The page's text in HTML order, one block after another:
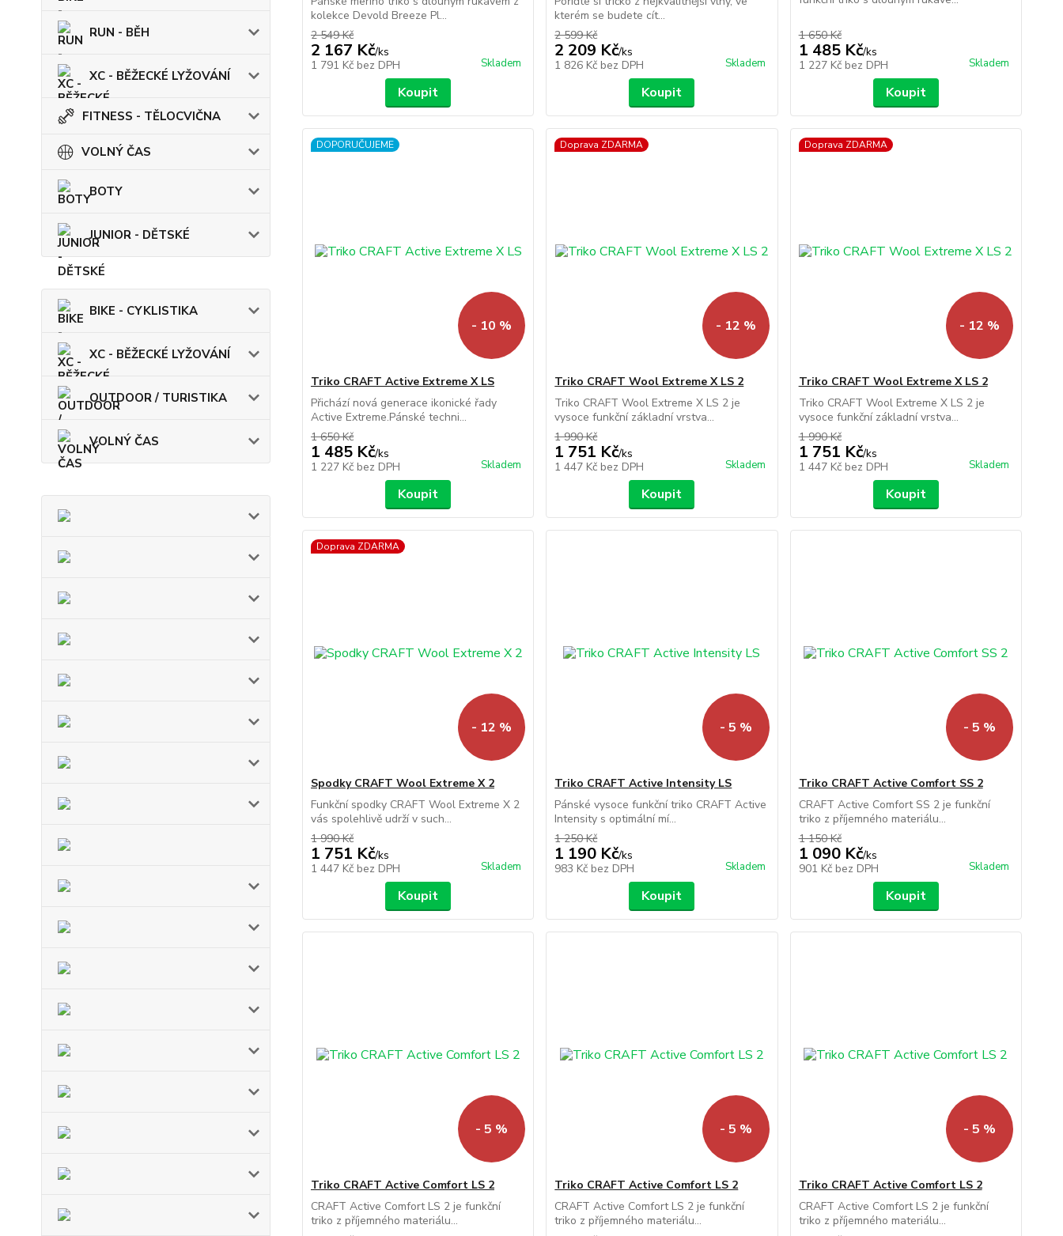
RUN - BĚH
XC - BĚŽECKÉ LYŽOVÁNÍ
FITNESS - TĚLOCVIČNA
VOLNÝ ČAS
BOTY
JUNIOR - DĚTSKÉ
BIKE - CYKLISTIKA
XC - BĚŽECKÉ LYŽOVÁNÍ
OUTDOOR / TURISTIKA
VOLNÝ ČAS
kolekce Devold Breeze Pl...
2 549 Kč
2 167 Kč/ks
1 791 Kč bez DPH Skladem
Koupit
kterém se budete cít...
2 599 Kč
2 209 Kč/ks
1 826 Kč bez DPH Skladem
Koupit
1 650 Kč
1 485 Kč/ks
1 227 Kč bez DPH Skladem
Koupit
DOPORUČUJEME
- 10 %
Triko CRAFT Active Extreme X LS
Přichází nová generace ikonické řady
Active Extreme.Pánské techni...
1 650 Kč
1 485 Kč/ks
1 227 Kč bez DPH Skladem
Koupit
Doprava ZDARMA
- 12 %
Triko CRAFT Wool Extreme X LS 2
Triko CRAFT Wool Extreme X LS 2 je
vysoce funkční základní vrstva...
1 990 Kč
1 751 Kč/ks
1 447 Kč bez DPH Skladem
Koupit
Doprava ZDARMA
- 12 %
Triko CRAFT Wool Extreme X LS 2
Triko CRAFT Wool Extreme X LS 2 je
vysoce funkční základní vrstva...
1 990 Kč
1 751 Kč/ks
1 447 Kč bez DPH Skladem
Koupit
Doprava ZDARMA
- 12 %
Spodky CRAFT Wool Extreme X 2
Funkční spodky CRAFT Wool Extreme X 2
vás spolehlivě udrží v such...
1 990 Kč
1 751 Kč/ks
1 447 Kč bez DPH Skladem
Koupit
- 5 %
Triko CRAFT Active Intensity LS
Pánské vysoce funkční triko CRAFT Active
Intensity s optimální mí...
1 250 Kč
1 190 Kč/ks
983 Kč bez DPH Skladem
Koupit
- 5 %
Triko CRAFT Active Comfort SS 2
CRAFT Active Comfort SS 2 je funkční
triko z příjemného materiálu...
1 150 Kč
1 090 Kč/ks
901 Kč bez DPH Skladem
Koupit
- 5 %
Triko CRAFT Active Comfort LS 2
CRAFT Active Comfort LS 2 je funkční
triko z příjemného materiálu...
- 5 %
Triko CRAFT Active Comfort LS 2
CRAFT Active Comfort LS 2 je funkční
triko z příjemného materiálu...
- 5 %
Triko CRAFT Active Comfort LS 2
CRAFT Active Comfort LS 2 je funkční
triko z příjemného materiálu...